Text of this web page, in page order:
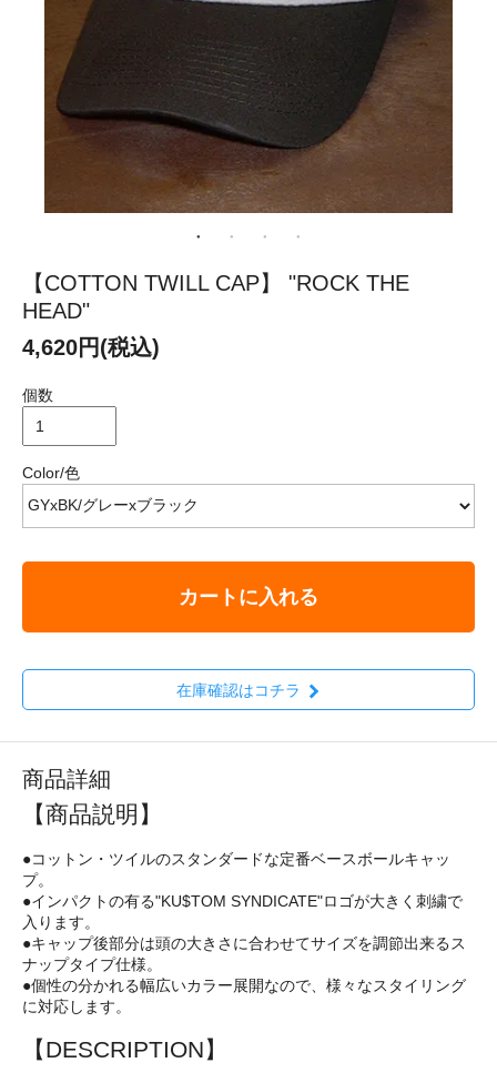
【COTTON TWILL CAP】 "ROCK THE
HEAD"
4,620円(税込)
個数
Color/色
カートに入れる
在庫確認はコチラ
商品詳細
【商品説明】
●コットン・ツイルのスタンダードな定番ベースボールキャッ
プ。
●インパクトの有る"KU$TOM SYNDICATE"ロゴが大きく刺繍で
入ります。
●キャップ後部分は頭の大きさに合わせてサイズを調節出来るス
ナップタイプ仕様。
●個性の分かれる幅広いカラー展開なので、様々なスタイリング
に対応します。
【DESCRIPTION】